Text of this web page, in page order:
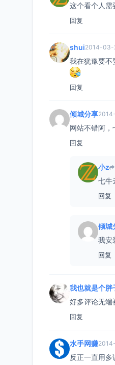
这个看个人需
回复
shui2014-03-
我在犹豫要不
回复
倾城分享
网站不错阿，
回复
小z
七牛
回复
倾城
我安
回复
我也就是个胖
好多评论无端
回复
水手网赚
反正一直用多